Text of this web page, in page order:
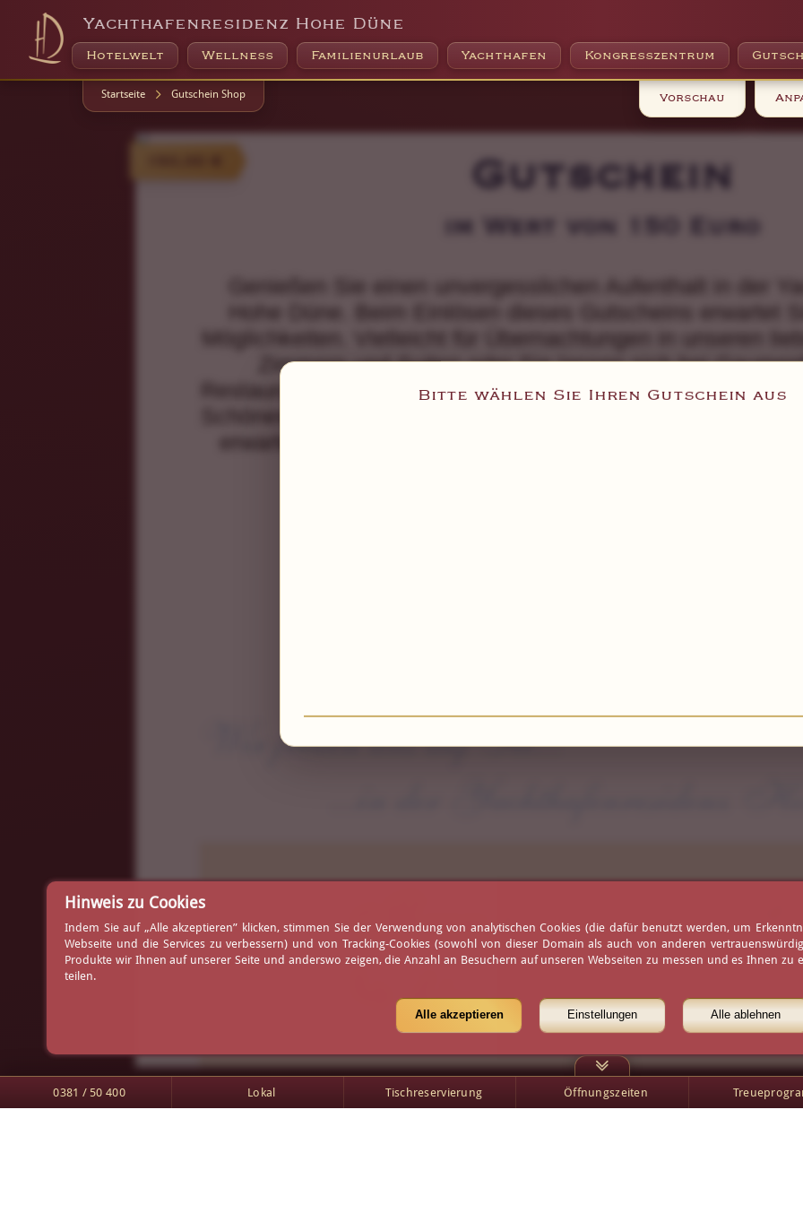
Yachthafenresidenz Hohe Düne
Hotelwelt Wellness Familienurlaub Yachthafen Kongresszentrum
Vorschau
Startseite Gutschein Shop
Bitte wählen Sie Ihren Gutschein aus
Gutschein
im Wert von 150 Euro
Genießen Sie einen unvergesslichen Aufenthalt in der
Möglichkeiten. Vielleicht für Übernachtungen in unseren
Zimmern und Suiten oder Sie lassen sich bei
Restaurants, Bars und Cafés verwöhnen. Eventuell gönnen
Schönes in den Shops. Möchten Sie sich einmal
erwartet Sie der HOHE DÜNE SPA mit zahlreichen
Wir freuen uns auf Sie...
Ihren persönlichen
⤷ hier klicken
0381 / 50 400 Lokal Tischreservierung Öffnungszeiten
Hinweis zu Cookies
Indem Sie auf „Alle akzeptieren” klicken, stimmen Sie der Verwendung von analytischen Cookies (die dafür benutzt werden, um
Webseite und die Services zu verbessern) und von Tracking-Cookies (sowohl von dieser Domain als auch von anderen
Produkte wir Ihnen auf unserer Seite und anderswo zeigen, die Anzahl an Besuchern auf unseren Webseiten zu messen und es Ihnen zu
teilen.
Alle akzeptieren Einstellungen Alle ablehnen